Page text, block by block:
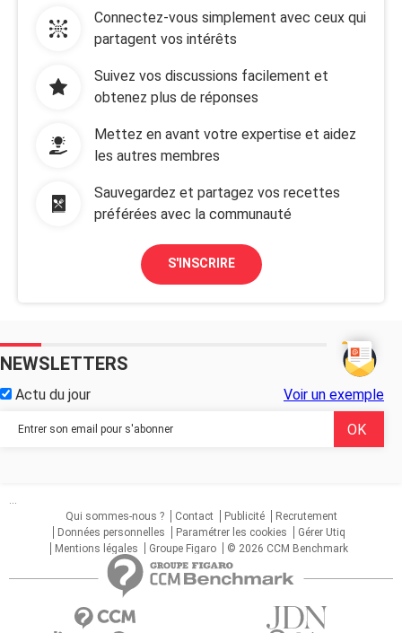
Connectez-vous simplement avec ceux qui
partagent vos intérêts
Suivez vos discussions facilement et
obtenez plus de réponses
Mettez en avant votre expertise et aidez
les autres membres
Sauvegardez et partagez vos recettes
préférées avec la communauté
S'INSCRIRE
NEWSLETTERS
Actu du jour Voir un exemple
...
Qui sommes-nous ?
Contact Publicité
Recrutement
Données personnelles
Paramétrer les cookies
Gérer Utiq
Mentions légales
Groupe Figaro © 2026 CCM Benchmark